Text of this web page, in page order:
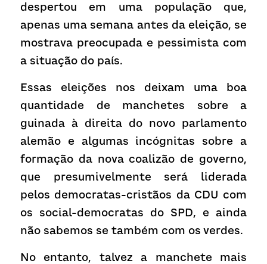
despertou em uma população que,
apenas uma semana antes da eleição, se
mostrava preocupada e pessimista com
a situação do país.
Essas eleições nos deixam uma boa
quantidade de manchetes sobre a
guinada à direita do novo parlamento
alemão e algumas incógnitas sobre a
formação da nova coalizão de governo,
que presumivelmente será liderada
pelos democratas-cristãos da CDU com
os social-democratas do SPD, e ainda
não sabemos se também com os verdes.
No entanto, talvez a manchete mais